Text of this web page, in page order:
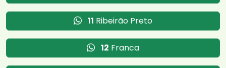
11 Ribeirão Preto
12 Franca